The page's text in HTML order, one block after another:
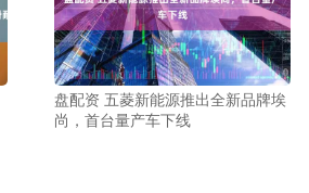
盘配资 五菱新能源推出全新品牌埃
尚，首台量产车下线